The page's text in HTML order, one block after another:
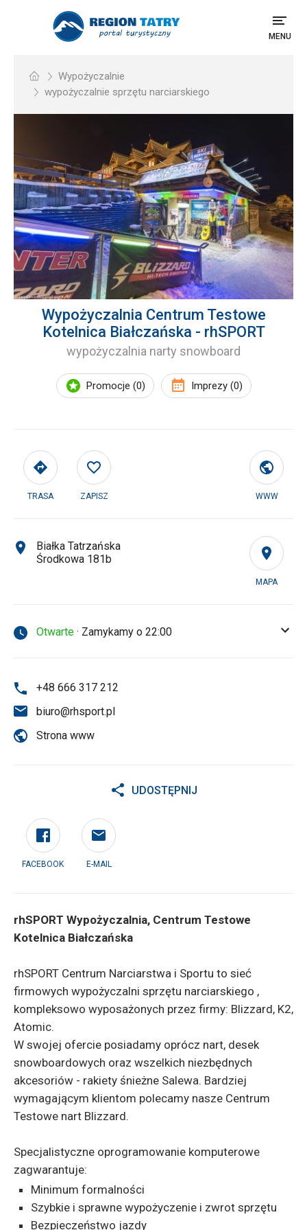
MENU
Wypożyczalnie
wypożyczalnie sprzętu narciarskiego
Wypożyczalnia Centrum Testowe
Kotelnica Białczańska - rhSPORT
wypożyczalnia narty snowboard
Promocje (0) Imprezy (0)
TRASA ZAPISZ WWW
MAPA
Białka Tatrzańska
Środkowa 181b
Otwarte · Zamykamy o 22:00
+48 666 317 212
biuro@rhsport.pl
Strona www
UDOSTĘPNIJ
FACEBOOK E-MAIL
rhSPORT Wypożyczalnia, Centrum Testowe
Kotelnica Białczańska
rhSPORT Centrum Narciarstwa i Sportu to sieć
firmowych wypożyczalni sprzętu narciarskiego ,
kompleksowo wyposażonych przez firmy: Blizzard, K2,
Atomic.
W swojej ofercie posiadamy oprócz nart, desek
snowboardowych oraz wszelkich niezbędnych
akcesoriów - rakiety śnieżne Salewa. Bardziej
wymagającym klientom polecamy nasze Centrum
Testowe nart Blizzard.
Specjalistyczne oprogramowanie komputerowe
zagwarantuje:
Minimum formalności
Szybkie i sprawne wypożyczenie i zwrot sprzętu
Bezpieczeństwo jazdy